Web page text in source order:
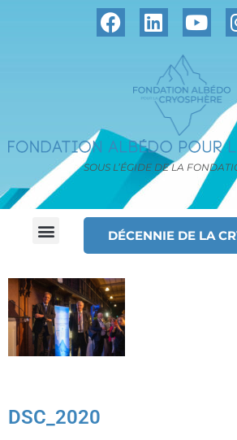
SOUS L’ÉGIDE DE LA
DÉCENNIE DE LA
DSC_2020